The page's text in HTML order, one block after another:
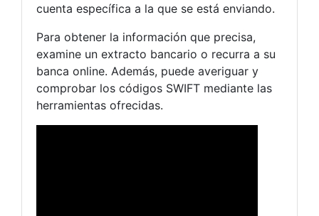
cuenta específica a la que se está enviando.
Para obtener la información que precisa,
examine un extracto bancario o recurra a su
banca online. Además, puede averiguar y
comprobar los códigos SWIFT mediante las
herramientas ofrecidas.